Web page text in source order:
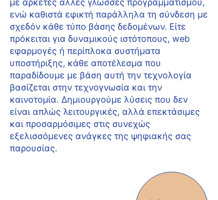
με αρκετές άλλες γλώσσες προγραμματισμού,
ενώ καθιστά εφικτή παράλληλα τη σύνδεση με
σχεδόν κάθε τύπο βάσης δεδομένων. Είτε
πρόκειται για δυναμικούς ιστότοπους, web
εφαρμογές ή περίπλοκα συστήματα
υποστήριξης, κάθε αποτέλεσμα που
παραδίδουμε με βάση αυτή την τεχνολογία
βασίζεται στην τεχνογνωσία και την
καινοτομία. Δημιουργούμε λύσεις που δεν
είναι απλώς λειτουργικές, αλλά επεκτάσιμες
και προσαρμόσιμες στις συνεχώς
εξελισσόμενες ανάγκες της ψηφιακής σας
παρουσίας.